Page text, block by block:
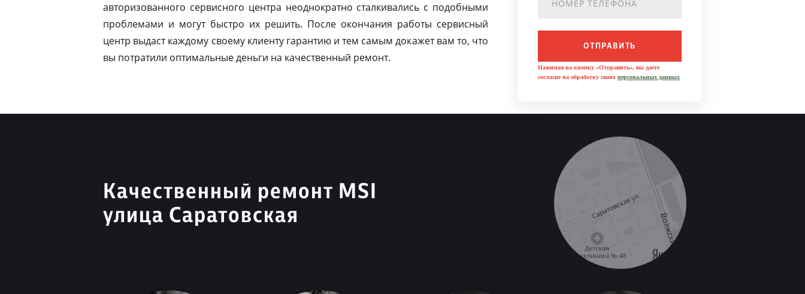
авторизованного сервисного центра неоднократно сталкивались с подобными
проблемами и могут быстро их решить. После окончания работы сервисный
центр выдаст каждому своему клиенту гарантию и тем самым докажет вам то, что
вы потратили оптимальные деньги на качественный ремонт.
ОТПРАВИТЬ
Нажимая на кнопку «Отправить», вы даете
согласие на обработку своих персональных данных
Качественный ремонт MSI
улица Саратовская